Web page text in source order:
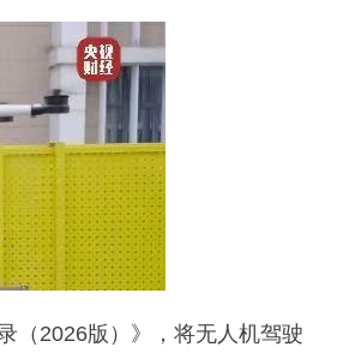
（2026版）》，将无人机驾驶